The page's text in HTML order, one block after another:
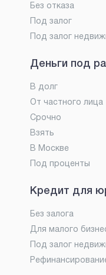
Без отказа
Под залог
Под залог
Деньги под
В долг
От частного лица
Срочно
Взять
В Москве
Под проценты
Кредит для
Без залога
Для малого
Под залог